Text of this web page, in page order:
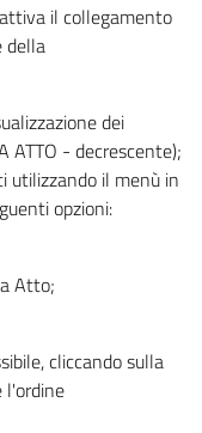
il collegamento
della
dei
ATTO - decrescente);
utilizzando il menù in
opzioni:
Atto;
cliccando sulla
l'ordine